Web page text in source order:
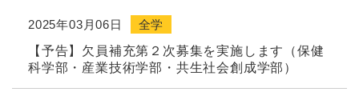
2025年03月06日
全学
【予告】欠員補充第２次募集を実施します（保健
科学部・産業技術学部・共生社会創成学部）